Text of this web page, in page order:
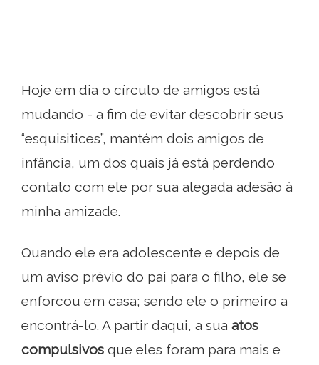
Hoje em dia o círculo de amigos está
mudando - a fim de evitar descobrir seus
“esquisitices”, mantém dois amigos de
infância, um dos quais já está perdendo
contato com ele por sua alegada adesão à
minha amizade.
Quando ele era adolescente e depois de
um aviso prévio do pai para o filho, ele se
enforcou em casa; sendo ele o primeiro a
encontrá-lo. A partir daqui, a sua atos
compulsivos que eles foram para mais e